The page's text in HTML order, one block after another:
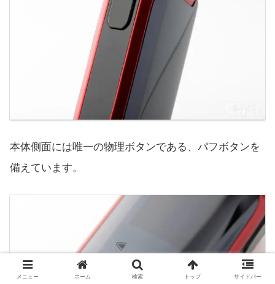
本体側面には唯一の物理ボタンである、パフボタンを
備えています。
メニュー ホーム 検索 トップ サイドバー